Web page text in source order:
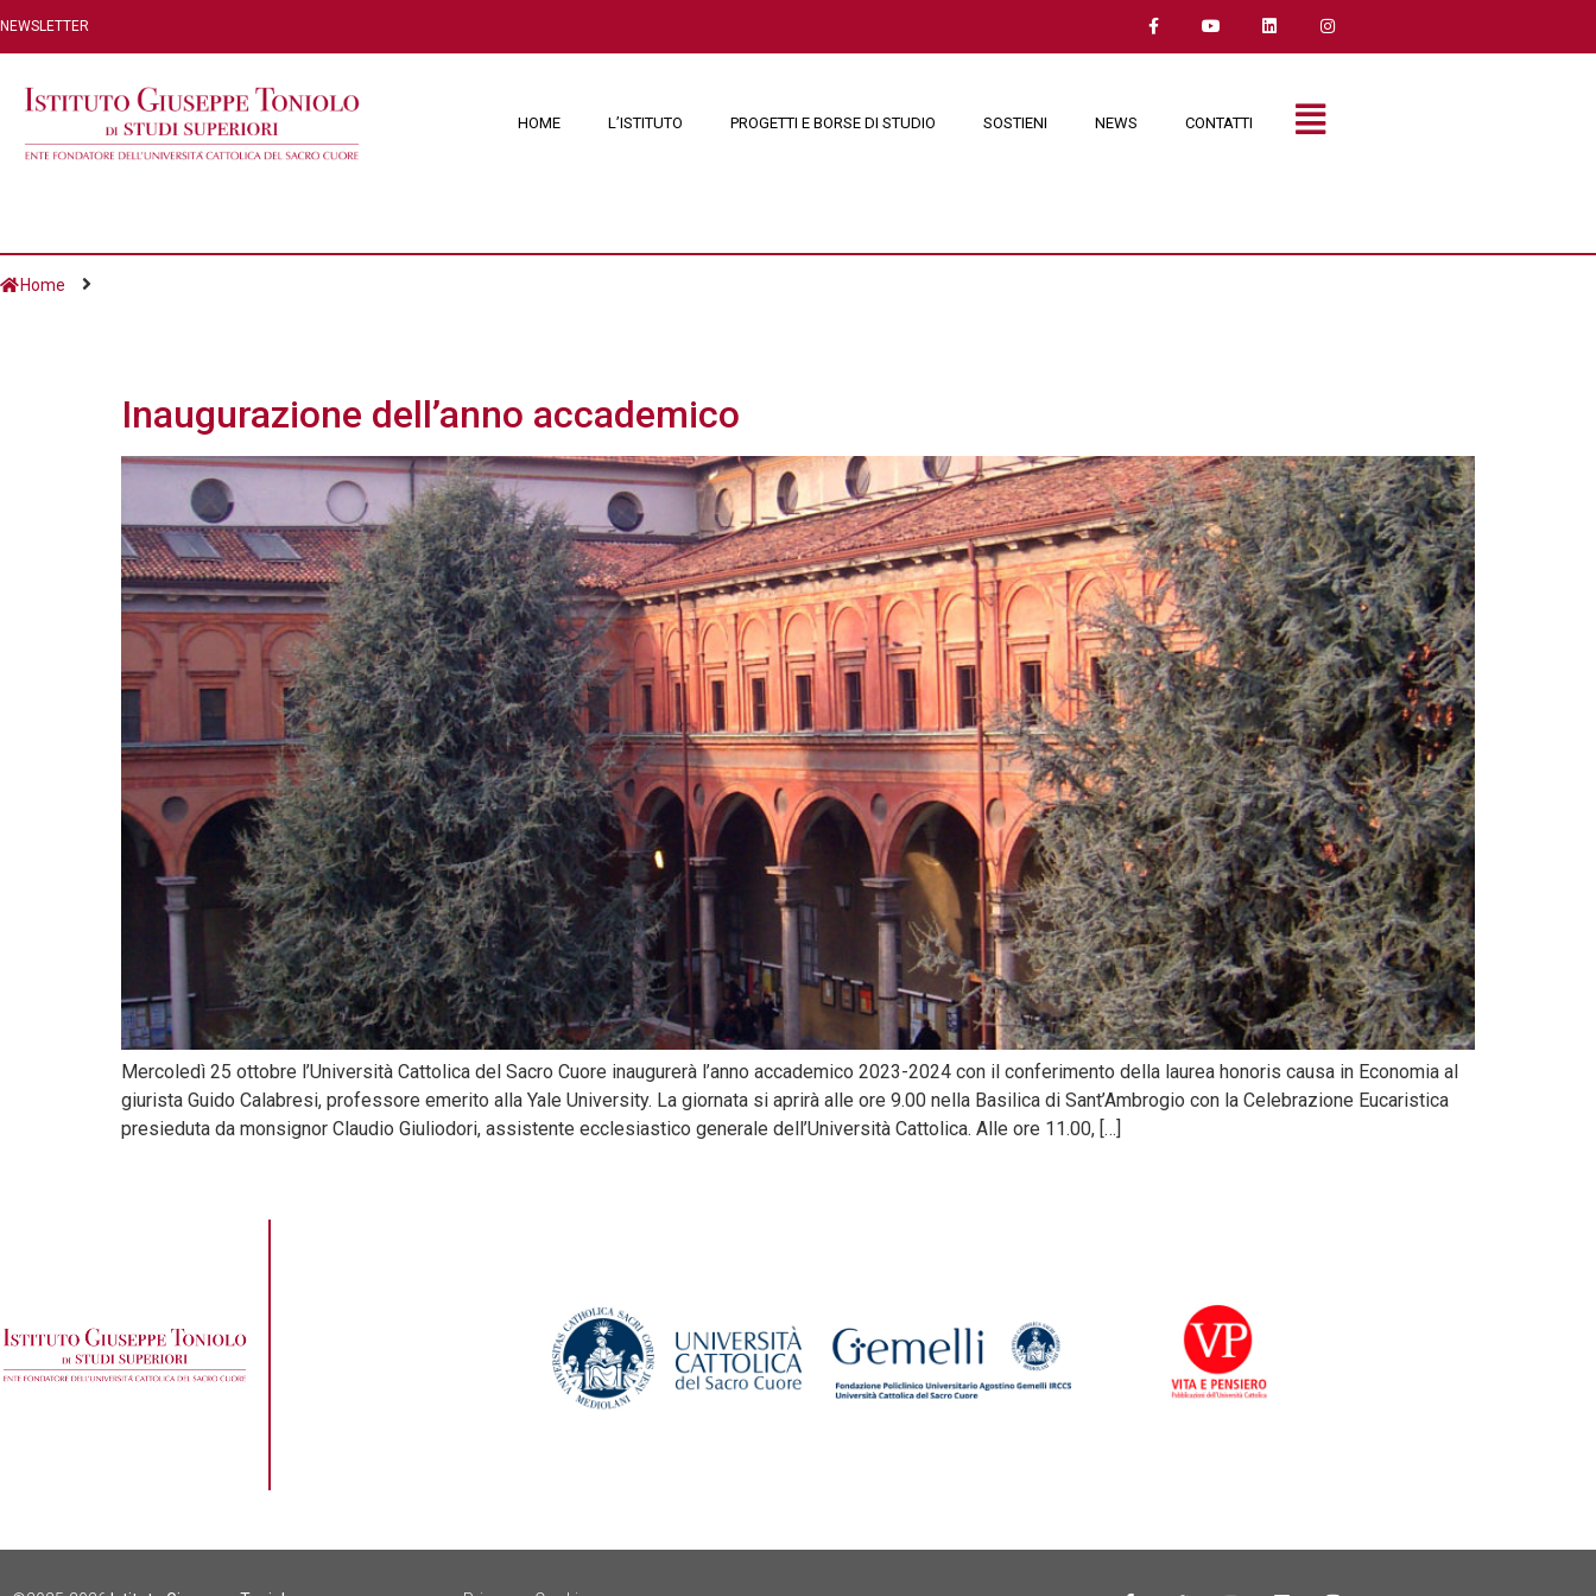
NEWSLETTER
HOME L’ISTITUTO PROGETTI E BORSE DI STUDIO SOSTIENI NEWS CONTATTI
Home
Inaugurazione dell’anno accademico
Mercoledì 25 ottobre l’Università Cattolica del Sacro Cuore inaugurerà l’anno accademico 2023-2024 con il conferimento della laurea honoris causa in Economia al
giurista Guido Calabresi, professore emerito alla Yale University. La giornata si aprirà alle ore 9.00 nella Basilica di Sant’Ambrogio con la Celebrazione Eucaristica
presieduta da monsignor Claudio Giuliodori, assistente ecclesiastico generale dell’Università Cattolica. Alle ore 11.00, […]